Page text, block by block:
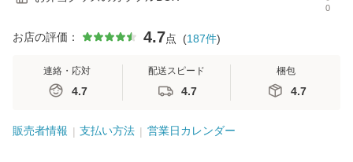
0
お店の評価： 4.7点 (187件)
連絡・応対
4.7
配送スピード
4.7
梱包
4.7
販売者情報 支払い方法 営業日カレンダー